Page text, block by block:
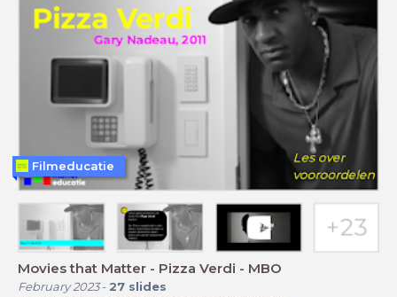
Movies that Matter - Pizza Verdi - MBO
February 2023- 27 slides
Filmeducatie